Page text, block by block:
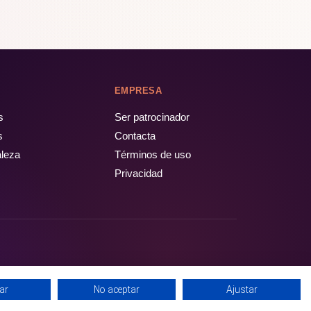
EMPRESA
Ser patrocinador
Contacta
Términos de uso
Privacidad
No aceptar Ajustar